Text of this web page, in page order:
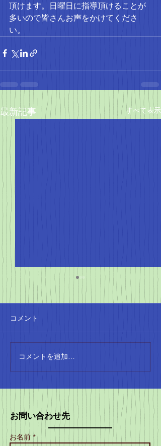
頂けます。日曜日に指導頂けることが
多いので皆さんお声をかけてくださ
い。
最新記事 すべて表示
4月の陸上シーズンがや
ってきた！
4月に入ると、本格的な陸上
のシーズンが始まります。
SCATTOの会員は、小学生か
ら大人まで、さまざまな階級
が楽しみですね。 小学生の記
録会の成果 小学生の記録会で
は、コンバインド
A（80mH、走高跳）で1位、
コンバインドBで2位を獲得し
コメント
コメントを追加…
お問い合わせ先
お名前 *